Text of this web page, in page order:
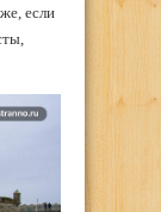
если